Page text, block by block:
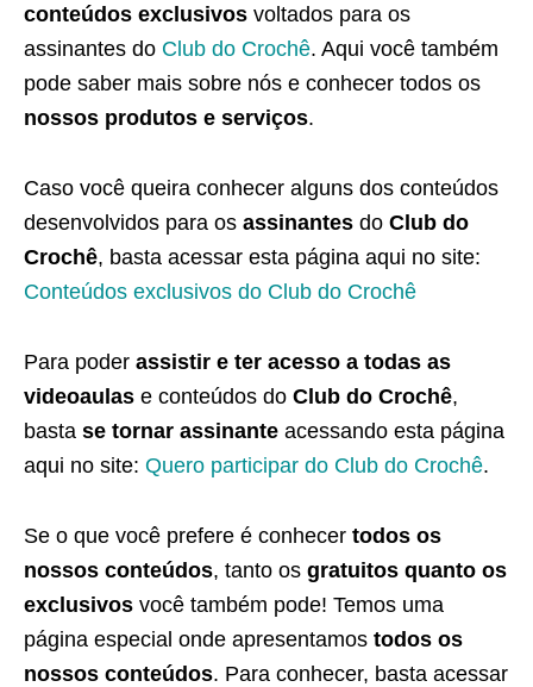
conteúdos exclusivos voltados para os
assinantes do Club do Crochê. Aqui você também
pode saber mais sobre nós e conhecer todos os
nossos produtos e serviços.
Caso você queira conhecer alguns dos conteúdos
desenvolvidos para os assinantes do Club do
Crochê, basta acessar esta página aqui no site:
Conteúdos exclusivos do Club do Crochê
Para poder assistir e ter acesso a todas as
videoaulas e conteúdos do Club do Crochê,
basta se tornar assinante acessando esta página
aqui no site: Quero participar do Club do Crochê.
Se o que você prefere é conhecer todos os
nossos conteúdos, tanto os gratuitos quanto os
exclusivos você também pode! Temos uma
página especial onde apresentamos todos os
nossos conteúdos. Para conhecer, basta acessar